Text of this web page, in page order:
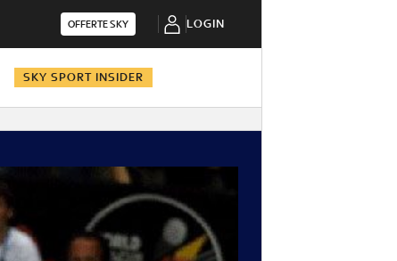
OFFERTE SKY LOGIN
SKY SPORT INSIDER